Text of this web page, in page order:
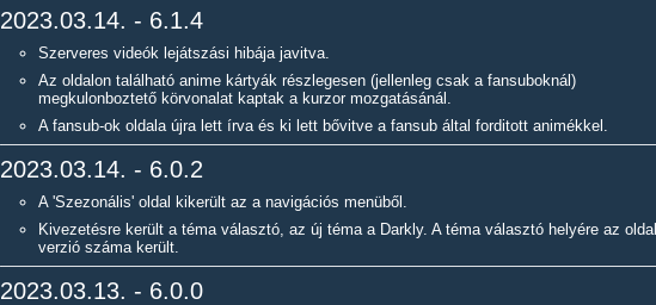
2023.03.14. - 6.1.4
Szerveres videók lejátszási hibája javitva.
Az oldalon található anime kártyák részlegesen (jellenleg csak a fansuboknál)
megkulonboztető körvonalat kaptak a kurzor mozgatásánál.
A fansub-ok oldala újra lett írva és ki lett bővitve a fansub által forditott animékkel.
2023.03.14. - 6.0.2
A 'Szezonális' oldal kikerült az a navigációs menüből.
Kivezetésre került a téma választó, az új téma a Darkly. A téma választó helyére az oldal
verzió száma került.
2023.03.13. - 6.0.0